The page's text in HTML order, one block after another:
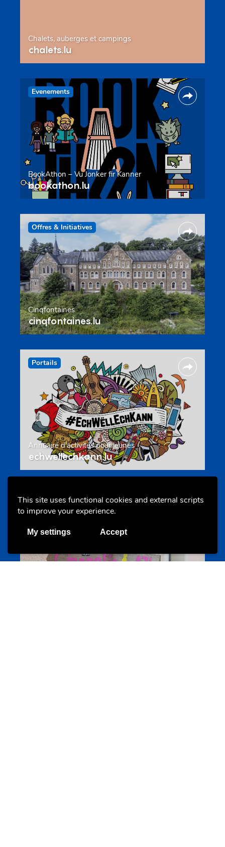
This site uses functional cookies and external scripts
to improve your experience.
My settings Accept
Chalets, auberges et campings
chalets.lu
Evenements
BookAthon – Vu Jonker fir Kanner
bookathon.lu
Offres & Initiatives
Cinqfontaines
cinqfontaines.lu
Portails
Annuaire d’activités pour jeunes
echwellechkann.lu
Offres & Initiatives